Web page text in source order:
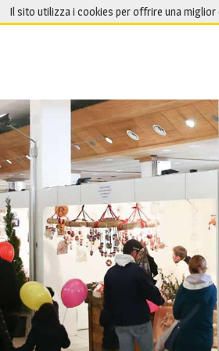
Il sito utilizza i cookies per offrire una miglior